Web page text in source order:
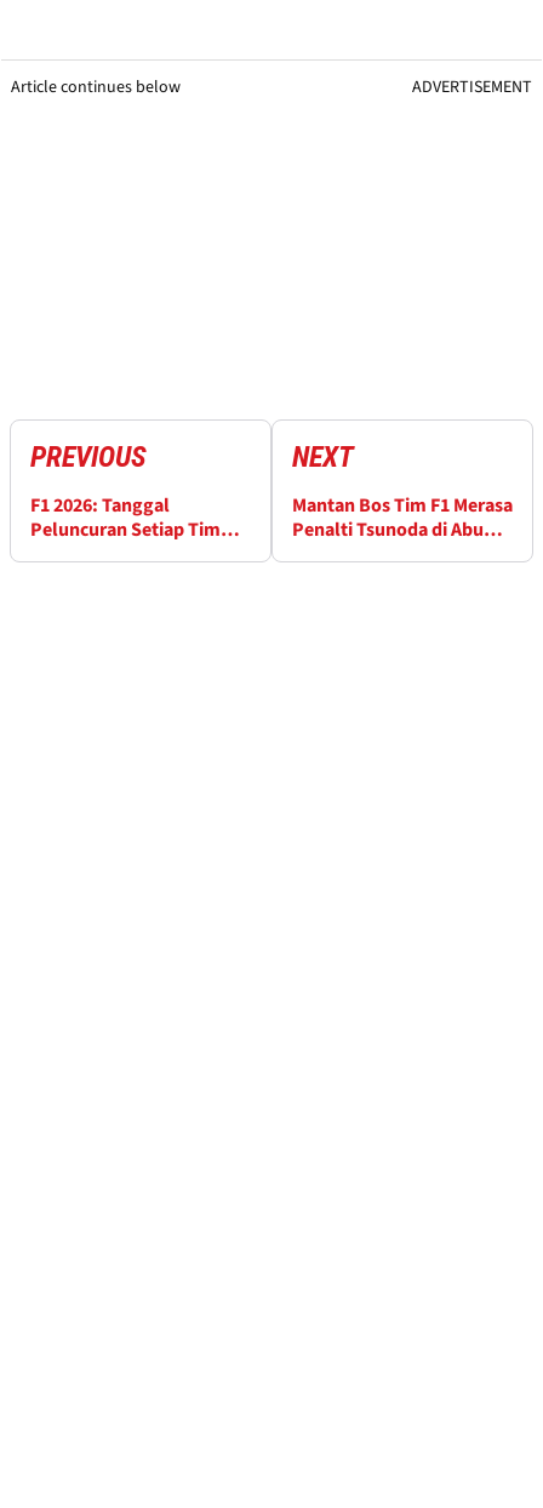
Article continues below ADVERTISEMENT
PREVIOUS
F1 2026: Tanggal
Peluncuran Setiap Tim
NEXT
Mantan Bos Tim F1 Merasa
Penalti Tsunoda di Abu